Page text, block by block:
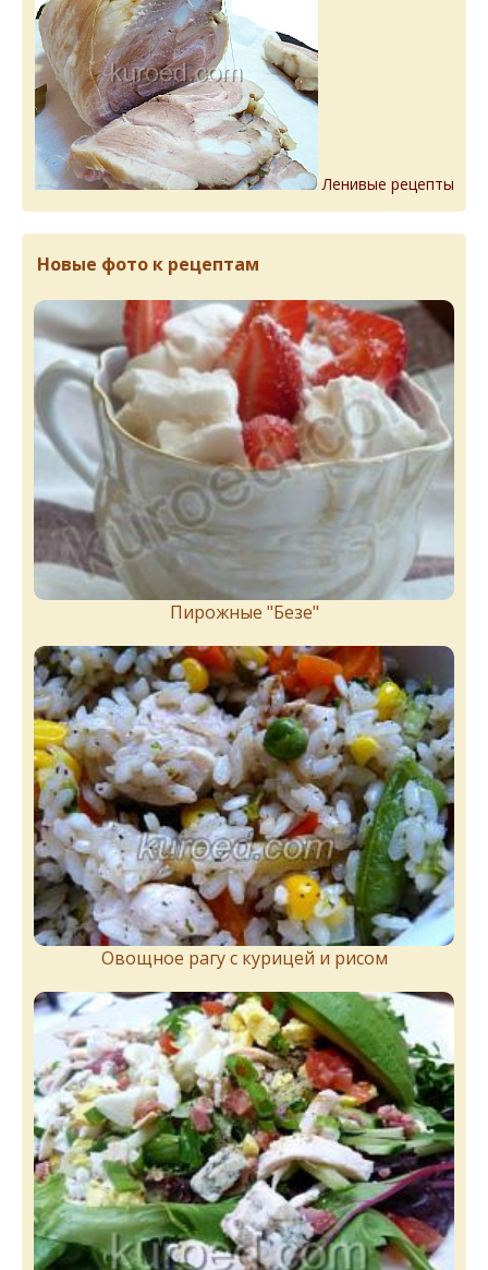
Ленивые рецепты
Новые фото к рецептам
Пирожныe "Бeзe"
Овощное рагу с курицей и рисом